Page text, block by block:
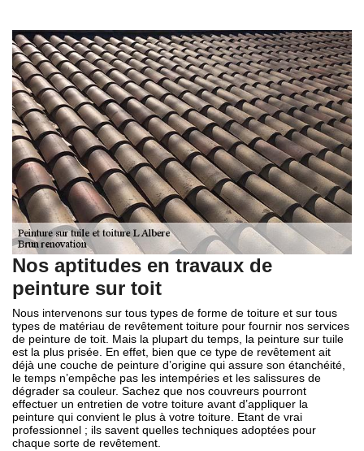
Nos aptitudes en travaux de
peinture sur toit
Nous intervenons sur tous types de forme de toiture et sur tous
types de matériau de revêtement toiture pour fournir nos services
de peinture de toit. Mais la plupart du temps, la peinture sur tuile
est la plus prisée. En effet, bien que ce type de revêtement ait
déjà une couche de peinture d’origine qui assure son étanchéité,
le temps n’empêche pas les intempéries et les salissures de
dégrader sa couleur. Sachez que nos couvreurs pourront
effectuer un entretien de votre toiture avant d’appliquer la
peinture qui convient le plus à votre toiture. Etant de vrai
professionnel ; ils savent quelles techniques adoptées pour
chaque sorte de revêtement.